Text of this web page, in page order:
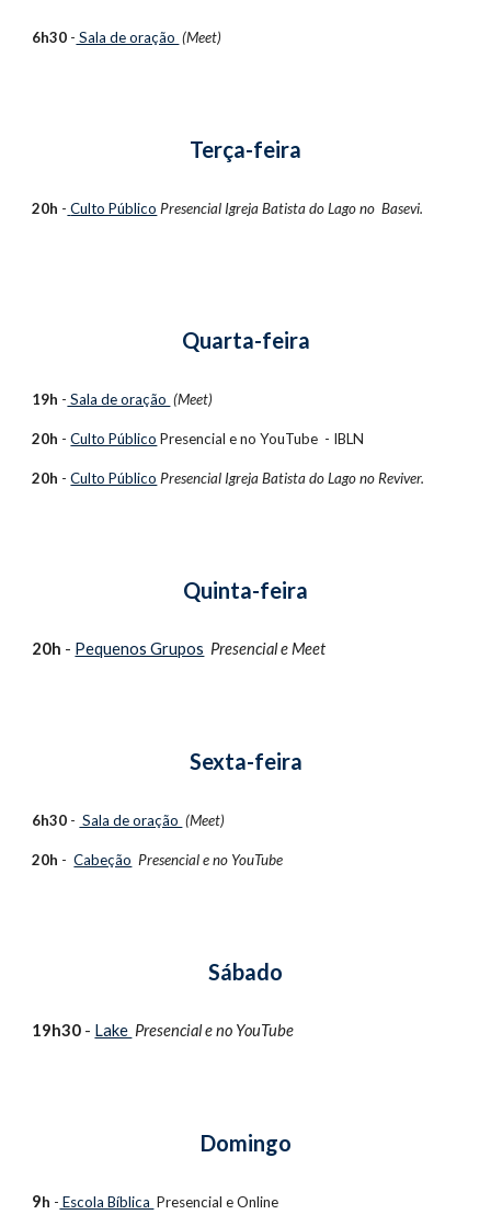
6h30 - Sala de oração (Meet)
Terça-feira
20h - Culto Público Presencial Igreja Batista do Lago no Basevi.
Quarta-feira
19h - Sala de oração (Meet)
20h -Culto Público Presencial e noYouTube - IBLN
20h -Culto Público Presencial Igreja Batista do Lago no Reviver.
Quinta-feira
20h - Pequenos Grupos Presencial eMeet
Sexta-feira
6h30 - Sala de oração (Meet)
20h -Cabeção Presencial e no YouTube
Sábado
19h30 - Lake Presencial e no YouTube
Domingo
9h - Escola Bíblica Presencial eOnline